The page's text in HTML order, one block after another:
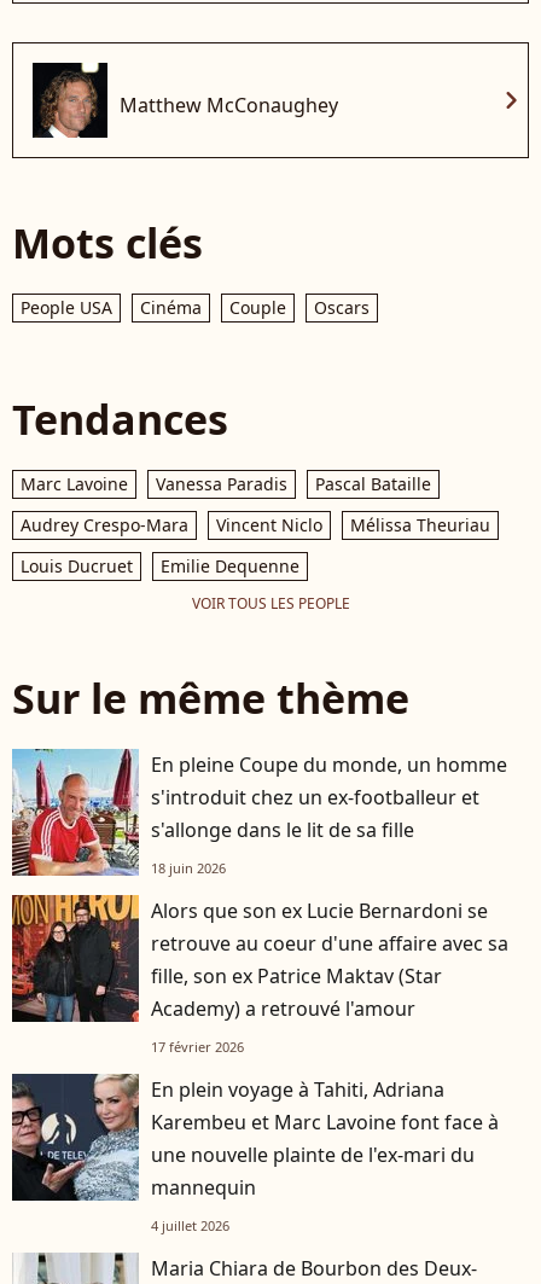
Matthew McConaughey chevron_right
Mots clés
People USA Cinéma Couple Oscars
Tendances
Marc Lavoine Vanessa Paradis
Pascal Bataille
Audrey Crespo-Mara
Vincent Niclo
Mélissa Theuriau
Louis Ducruet
Emilie Dequenne
VOIR TOUS LES PEOPLE
Sur le même thème
En pleine Coupe du monde, un homme
s'introduit chez un ex-footballeur et
s'allonge dans le lit de sa fille
18 juin 2026
Alors que son ex Lucie Bernardoni se
retrouve au coeur d'une affaire avec sa
fille, son ex Patrice Maktav (Star
Academy) a retrouvé l'amour
17 février 2026
En plein voyage à Tahiti, Adriana
Karembeu et Marc Lavoine font face à
une nouvelle plainte de l'ex-mari du
mannequin
4 juillet 2026
Maria Chiara de Bourbon des Deux-